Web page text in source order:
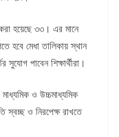
হয়েছে ৩৩। এর মানে
হবে মেধা তালিকায় স্থান
সুযোগ পাবেন শিক্ষার্থীরা।
মাধ্যমিক ও উচ্চমাধ্যমিক
স্বচ্ছ ও নিরপেক্ষ রাখতে